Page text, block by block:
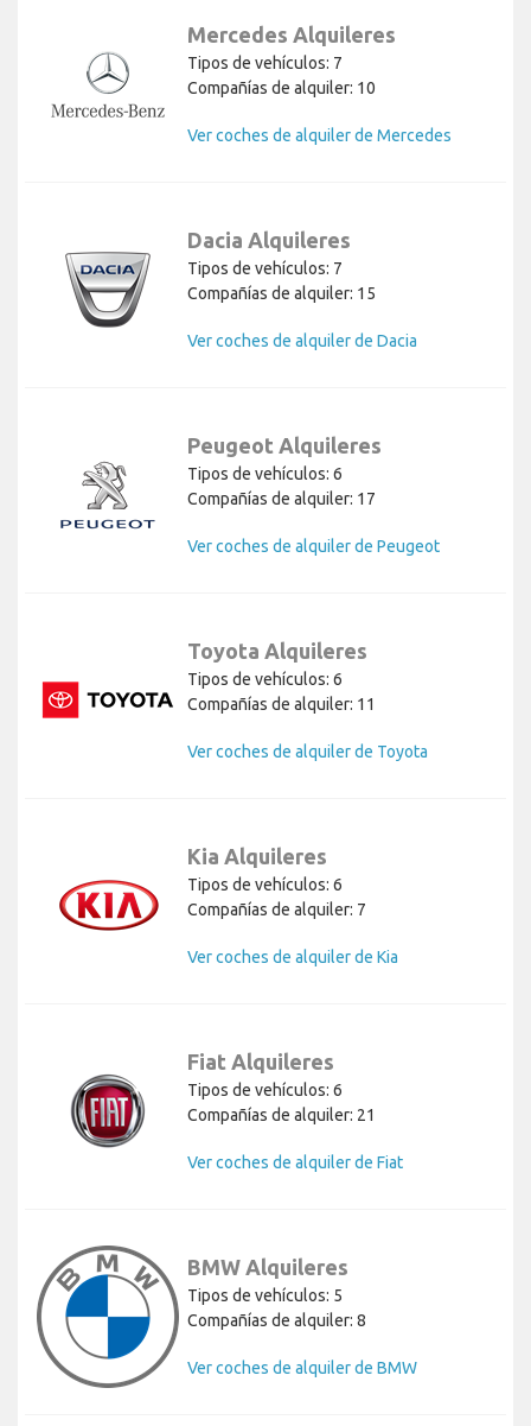
Mercedes Alquileres
Tipos de vehículos: 7
Compañías de alquiler: 10
Ver coches de alquiler de Mercedes
Dacia Alquileres
Tipos de vehículos: 7
Compañías de alquiler: 15
Ver coches de alquiler de Dacia
Peugeot Alquileres
Tipos de vehículos: 6
Compañías de alquiler: 17
Ver coches de alquiler de Peugeot
Toyota Alquileres
Tipos de vehículos: 6
Compañías de alquiler: 11
Ver coches de alquiler de Toyota
Kia Alquileres
Tipos de vehículos: 6
Compañías de alquiler: 7
Ver coches de alquiler de Kia
Fiat Alquileres
Tipos de vehículos: 6
Compañías de alquiler: 21
Ver coches de alquiler de Fiat
BMW Alquileres
Tipos de vehículos: 5
Compañías de alquiler: 8
Ver coches de alquiler de BMW